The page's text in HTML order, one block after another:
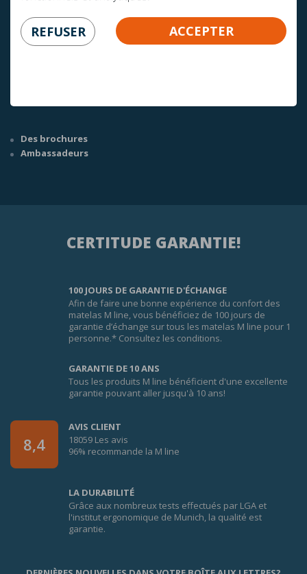
REFUSER ACCEPTER
info@mline.nl
Des brochures
Ambassadeurs
CERTITUDE GARANTIE!
100 JOURS DE GARANTIE D'ÉCHANGE
Afin de faire une bonne expérience du confort des
matelas M line, vous bénéficiez de 100 jours de
garantie d’échange sur tous les matelas M line pour 1
personne.* Consultez les conditions.
GARANTIE DE 10 ANS
Tous les produits M line bénéficient d'une excellente
garantie pouvant aller jusqu'à 10 ans!
8,4
AVIS CLIENT
18059 Les avis
96% recommande la M line
LA DURABILITÉ
Grâce aux nombreux tests effectués par LGA et
l'institut ergonomique de Munich, la qualité est
garantie.